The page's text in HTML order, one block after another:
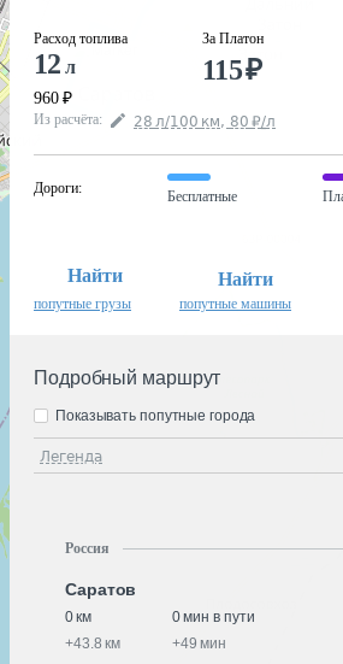
Расход топлива
12 л
960 ₽
За Платон
115₽
Из расчёта: 28 л/100 км, 80 ₽/л
Дороги:
Бесплатные
Найти
попутные грузы
Найти
попутные машины
Подробный маршрут
Легенда
Показывать попутные города
Россия
Саратов
0 км
0 мин в пути
+43.8 км +49 мин